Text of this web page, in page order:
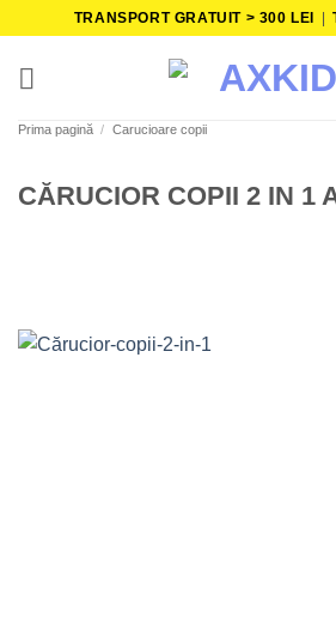
content
TRANSPORT GRATUIT > 300 LEI |
Prima pagină / Carucioare copii
CĂRUCIOR COPII 2 IN 1